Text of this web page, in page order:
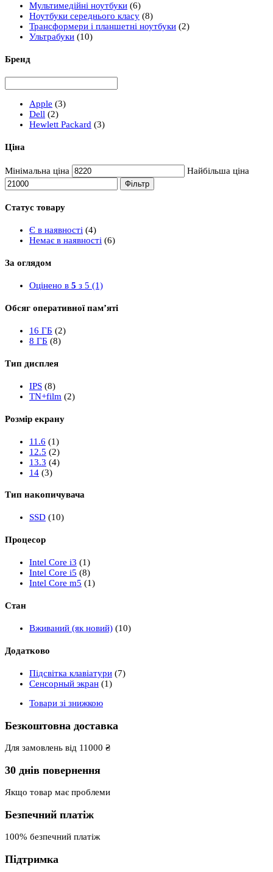
Мультимедійні ноутбуки (6)
Ноутбуки середнього класу (8)
Трансформери і планшетні ноутбуки (2)
Ультрабуки (10)
Бренд
Apple (3)
Dell (2)
Hewlett Packard (3)
Ціна
Мінімальна ціна Найбільша ціна
Фільтр
Статус товару
Є в наявності (4)
Немає в наявності (6)
За оглядом
Оцінено в 5 з 5 (1)
Обсяг оперативної пам’яті
16 ГБ (2)
8 ГБ (8)
Тип дисплея
IPS (8)
TN+film (2)
Розмір екрану
11.6 (1)
12.5 (2)
13.3 (4)
14 (3)
Тип накопичувача
SSD (10)
Процесор
Intel Core i3 (1)
Intel Core i5 (8)
Intel Core m5 (1)
Стан
Вживаний (як новий) (10)
Додатково
Підсвітка клавіатури (7)
Сенсорный экран (1)
Товари зі знижкою
Безкоштовна доставка
Для замовлень від 11000 ₴
30 днів повернення
Якщо товар має проблеми
Безпечний платіж
100% безпечний платіж
Підтримка